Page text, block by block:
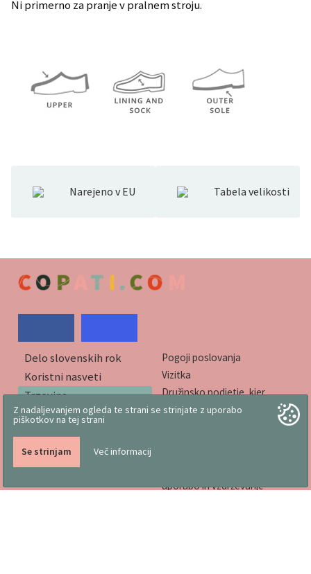
Ni primerno za pranje v pralnem stroju.
Narejeno v EU Tabela velikosti
Z nadaljevanjem ogleda te strani se strinjate z uporabo
piškotkov na tej strani
Se strinjam Več informacij
Delo slovenskih rok
Koristni nasveti
Trgovina
Katalogi
Pogoji poslovanja
Vizitka
Družinsko podjetje, kjer
izdelujemo copate že od
1976
uporabo in vzdrževanje